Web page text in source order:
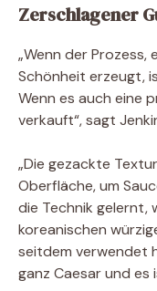
Zerschlagener
„Wenn der
Schönheit erzeugt,
Wenn es auch eine
verkauft“, sagt
„Die gezackte
Oberfläche, um
die Technik gelernt,
koreanischen
seitdem verwendet
ganz Caesar und es